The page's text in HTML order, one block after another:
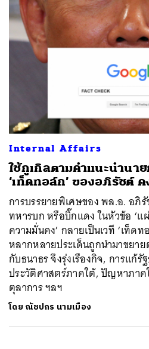
Internal Affairs
ใช้กูเกิลตามคำแนะนำนา
‘เท็ดทอล์ก’ ของอภิรัชต์
การบรรยายพิเศษของ พล.อ. อ
ทหารบก หรือบิ๊กแดง ในหัวข้อ ‘แ
ความมั่นคง’ กลายเป็นเวที ‘เท็ด
หลากหลายประเด็นถูกนำมาขยาย
กับธนาธร จึงรุ่งเรืองกิจ, การแก้รั
ประวัติศาสตร์ภาคใต้, ปัญหาภาค
ตุลาการ ฯลฯ
โดย ณัชปกร นามเมือง
ค้นหา
SHARE TWEET